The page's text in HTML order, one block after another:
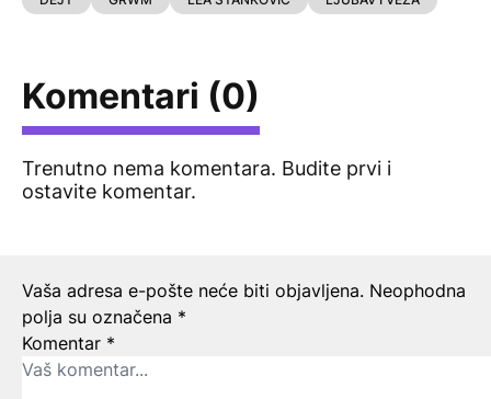
Komentari (0)
Trenutno nema komentara. Budite prvi i
ostavite komentar.
Ostavite odgovor
Vaša adresa e-pošte neće biti objavljena. Neophodna
polja su označena *
Komentar *